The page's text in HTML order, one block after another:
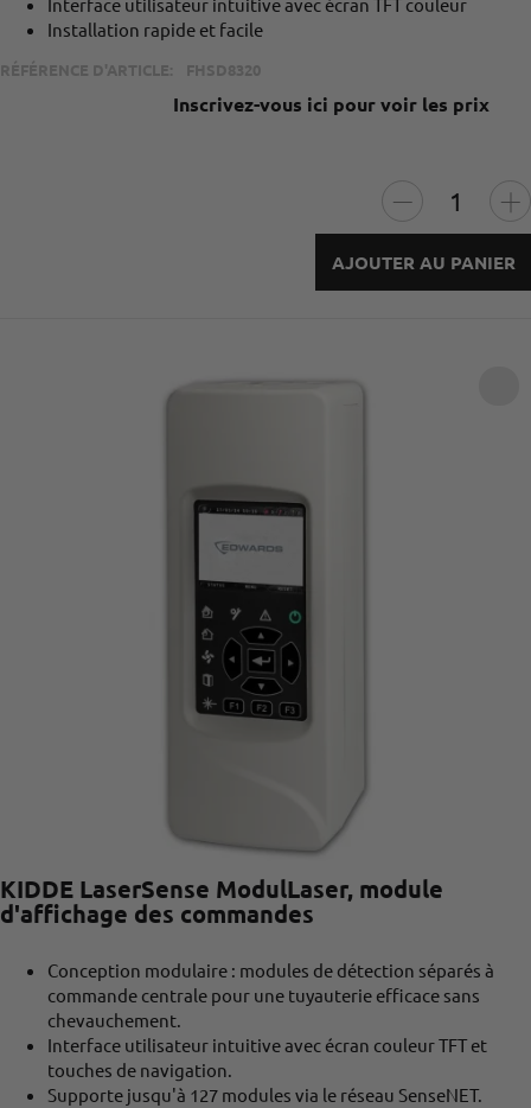
Interface utilisateur intuitive avec écran TFT couleur
Installation rapide et facile
RÉFÉRENCE D'ARTICLE: FHSD8320
Inscrivez-vous ici pour voir les prix
AJOUTER AU PANIER
KIDDE LaserSense ModulLaser, module
d'affichage des commandes
Conception modulaire : modules de détection séparés à
commande centrale pour une tuyauterie efficace sans
chevauchement.
Interface utilisateur intuitive avec écran couleur TFT et
touches de navigation.
Supporte jusqu'à 127 modules via le réseau SenseNET.